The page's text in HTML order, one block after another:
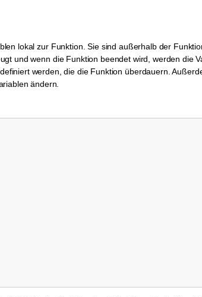
lokal zur Funktion. Sie sind außerhalb der
und wenn die Funktion beendet wird, werden die
werden, die die Funktion überdauern.
ändern.